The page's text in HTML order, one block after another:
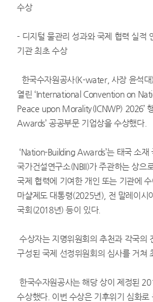
수상
- 디지털 물관리 성과와 국제 협력 실적
기관 최초 수상
한국수자원공사(K-water, 사장 윤석
열린 ‘International Convention on
Peace upon Morality(ICNWP) 2026’
Awards’ 공공부문 기업상을 수상했다.
‘Nation-Building Awards’는 태국 소재
국가건설연구소(NBII)가 주관하는 상으
국제 협력에 기여한 개인 또는 기관에
마샬제도 대통령(2025년), 전 말레이시
국회(2018년) 등이 있다.
수상자는 지명위원회의 추천과 각국의
구성된 국제 선정위원회의 심사를 거쳐
한국수자원공사는 해당 상이 제정된
수상했다. 이번 수상은 기후위기 심화로